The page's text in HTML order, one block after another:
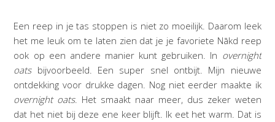
Een reep in je tas stoppen is niet zo moeilijk. Daarom leek
het me leuk om te laten zien dat je je favoriete Nākd reep
ook op een andere manier kunt gebruiken. In overnight
oatsbijvoorbeeld. Een super snel ontbijt. Mijn nieuwe
ontdekking voor drukke dagen. Nog niet eerder maakte ik
overnight oats. Het smaakt naar meer, dus zeker weten
dat het niet bij deze ene keer blijft. Ik eet het warm. Dat is